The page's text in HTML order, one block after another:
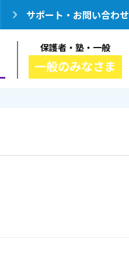
サポート・お問い合わせ
保護者・塾・一般
一般のみなさま